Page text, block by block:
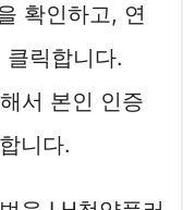
확인하고, 연
클릭합니다.
서 본인 인증
니다.